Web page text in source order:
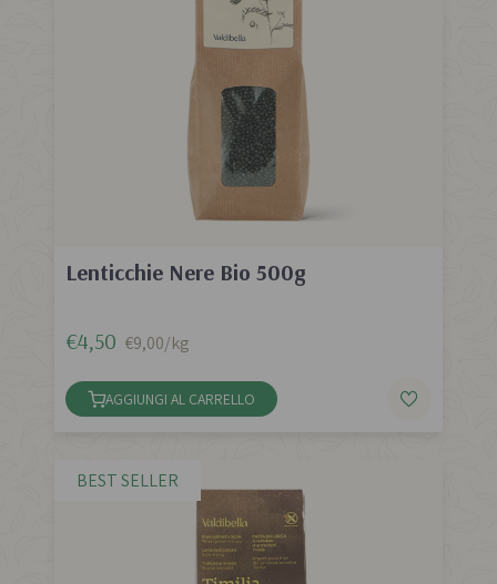
Lenticchie Nere Bio 500g
€4,50 €9,00/kg
AGGIUNGI AL CARRELLO
BEST SELLER